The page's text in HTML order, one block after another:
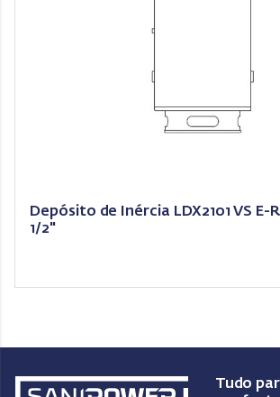
Depósito de Inércia LDX2101 VS E-
1/2"
Tudo